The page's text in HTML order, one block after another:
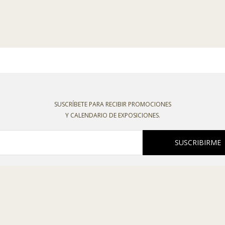
SUSCRÍBETE PARA RECIBIR PROMOCIONES
Y CALENDARIO DE EXPOSICIONES.
SUSCRIBIRME